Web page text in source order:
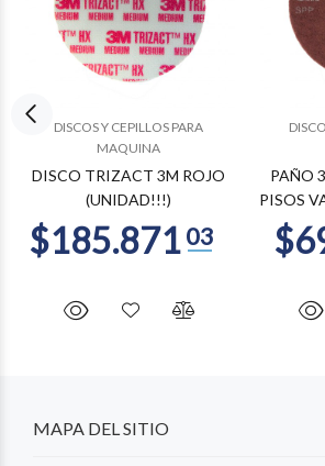
DISCOS Y CEPILLOS PARA
MAQUINA
DISCO TRIZACT 3M ROJO
(UNIDAD!!!)
PAÑO
PISOS
MAPA DEL SITIO